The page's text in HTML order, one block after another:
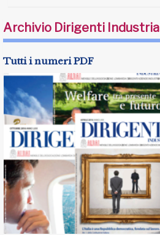
Archivio Dirigenti Industria
Tutti i numeri PDF